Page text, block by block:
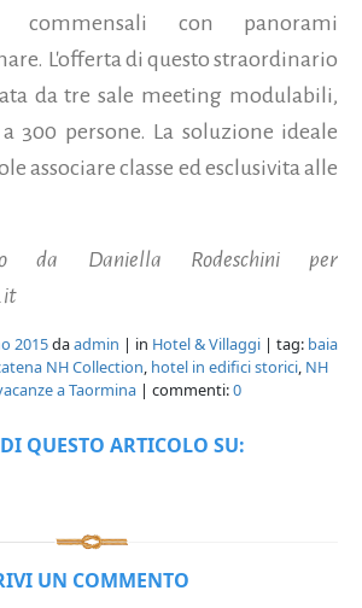
commensali con panorami
L'offerta di questo straordinario
da tre sale meeting modulabili,
300 persone. La soluzione ideale
associare classe ed esclusivita alle
da Daniella Rodeschini per
2015daadmin | in Hotel & Villaggi | tag: baia
NH Collection, hotel in edifici storici, NH
a Taormina | commenti:0
QUESTO ARTICOLO SU:
UN COMMENTO